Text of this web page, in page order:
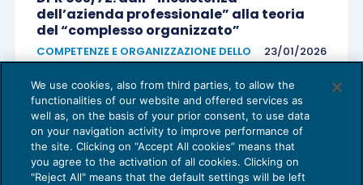
dell’azienda professionale” alla teoria
del “complesso organizzato”
COMPETENZE E ORGANIZZAZIONE DELLO
STUDIO
23/01/2026
We use cookies, also from third parties, to allow the
functionalities of our website and offered services as
well as, on the basis of your prior consent, to use data
on your navigation activity to improve performance of
the site. Clicking on “Accept All cookies” means that
you agree to the activation of all cookies. Clicking on
"Reject All" means that the default settings will be left